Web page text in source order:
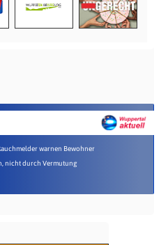
warnen Bewohner
nicht durch Vermutung